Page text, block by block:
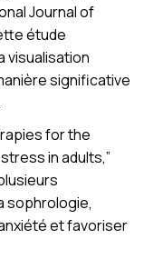
Journal of
étude
visualisation
significative
for the
in adults,”
sophrologie,
et favoriser